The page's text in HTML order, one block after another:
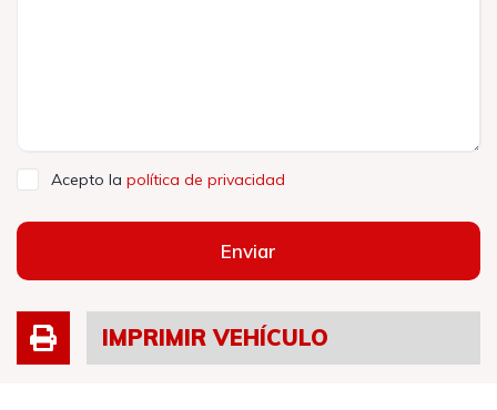
Acepto la política de privacidad
Enviar
IMPRIMIR VEHÍCULO